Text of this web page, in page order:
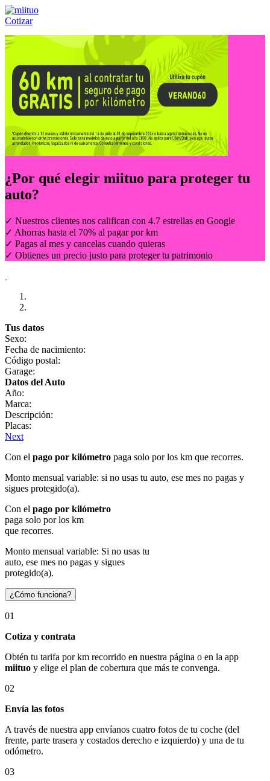
Cotizar
Llámanos al:(55) 84-21-05-00 ó
¿Por qué elegir miituo para proteger tu
auto?
✓ Nuestros clientes nos califican con 4.7 estrellas en Google
✓ Ahorras hasta el 70% al pagar por km
✓ Pagas al mes y cancelas cuando quieras
✓ Obtienes un precio justo para proteger tu patrimonio
Tus datos
Sexo:
Fecha de nacimiento:
Código postal:
Garage:
Datos del Auto
Año:
Marca:
Descripción:
Placas:
Next
Con el pago por kilómetro paga solo por los km que recorres.
Monto mensual variable: si no usas tu auto, ese mes no pagas y
sigues protegido(a).
Con el pago por kilómetro
paga solo por los km
que recorres.
Monto mensual variable: Si no usas tu
auto, ese mes no pagas y sigues
protegido(a).
¿Cómo funciona?
01
Cotiza y contrata
Obtén tu tarifa por km recorrido en nuestra página o en la app
miituo y elige el plan de cobertura que más te convenga.
02
Envía las fotos
A través de nuestra app envíanos cuatro fotos de tu coche (del
frente, parte trasera y costados derecho e izquierdo) y una de tu
odómetro.
03